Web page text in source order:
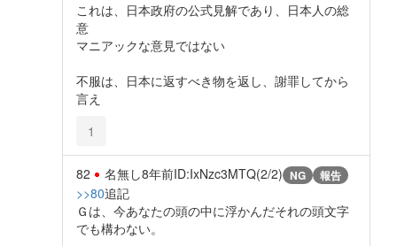
これは、日本政府の公式見解であり、日本人の総
意
マニアックな意見ではない
不服は、日本に返すべき物を返し、謝罪してから
言え
1
82 名無し8年前ID:IxNzc3MTQ(2/2) NG 報告
>>80追記
Ｇは、今あなたの頭の中に浮かんだそれの頭文字
でも構わない。